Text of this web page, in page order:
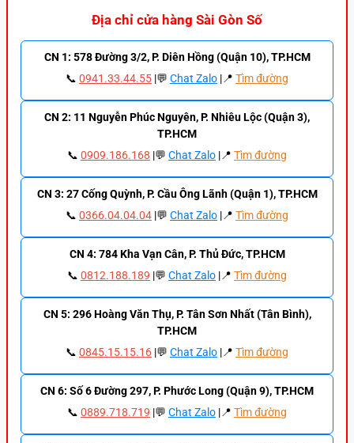
Địa chỉ cửa hàng Sài Gòn Số
CN 1: 578 Đường 3/2, P. Diên Hồng (Quận 10), TP.HCM
📞 0941.33.44.55 |💬 Chat Zalo |📍 Tìm đường
CN 2: 11 Nguyễn Phúc Nguyên, P. Nhiêu Lộc (Quận 3),
TP.HCM
📞 0909.186.168 |💬 Chat Zalo |📍 Tìm đường
CN 3: 27 Cống Quỳnh, P. Cầu Ông Lãnh (Quận 1), TP.HCM
📞 0366.04.04.04 |💬 Chat Zalo |📍 Tìm đường
CN 4: 784 Kha Vạn Cân, P. Thủ Đức, TP.HCM
📞 0812.188.189 |💬 Chat Zalo |📍 Tìm đường
CN 5: 296 Hoàng Văn Thụ, P. Tân Sơn Nhất (Tân Bình),
TP.HCM
📞 0845.15.15.16 |💬 Chat Zalo |📍 Tìm đường
CN 6: Số 6 Đường 297, P. Phước Long (Quận 9), TP.HCM
📞 0889.718.719 |💬 Chat Zalo |📍 Tìm đường